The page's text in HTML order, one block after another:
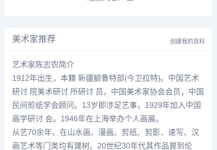
美术家推荐 创建我的百科
艺术家陈志农简介
1912年出生，本籍 新疆额鲁特部(今卫拉特)。中国艺术
研讨 院美术研讨 所研讨 员，中国美术家协会会员，中国
民间剪纸学会顾问。13岁即涉足艺事，1929年加入中国
画学研讨 会。1946年在上海举办个人画展。
从艺70余年，在山水画、漫画、剪纸、剪影、速写、汉
画艺术等门类均有建树。20世纪30年代其作品曾到伦